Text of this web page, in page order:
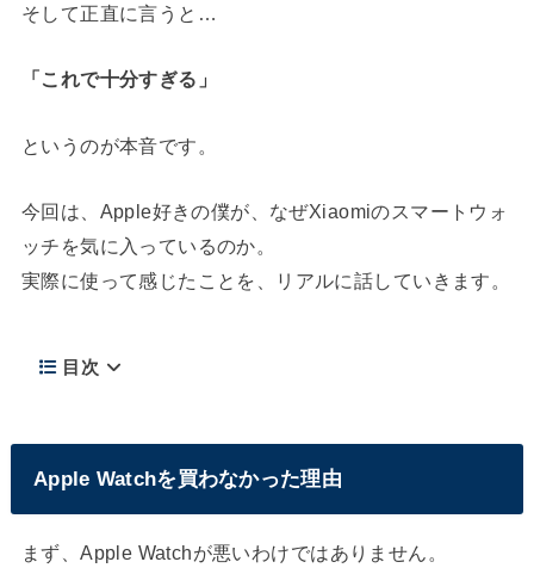
そして正直に言うと…
「これで十分すぎる」
というのが本音です。
今回は、Apple好きの僕が、なぜXiaomiのスマートウォ
ッチを気に入っているのか。
実際に使って感じたことを、リアルに話していきます。
目次
Apple Watchを買わなかった理由
まず、Apple Watchが悪いわけではありません。